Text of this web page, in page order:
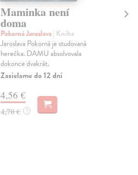
Maminka není
doma
Pokorná Jaroslava| Kniha
Jaroslava Pokorná je studovaná
herečka. DAMU absolvovala
dokonce dvakrát.
Zasielame do 12 dní
4,56 €
4,70 € ?